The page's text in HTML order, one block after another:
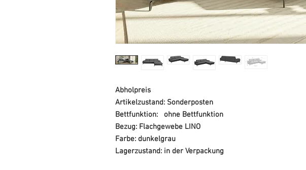
Abholpreis
Artikelzustand: Sonderposten
Bettfunktion: ohne Bettfunktion
Bezug: Flachgewebe LINO
Farbe: dunkelgrau
Lagerzustand: in der Verpackung